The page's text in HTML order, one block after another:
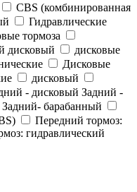
CBS (комбинированная
Гидравлические
тормоза
дисковый
дисковые
Дисковые
дисковый
- дисковый Задний -
барабанный
Передний тормоз:
гидравлический